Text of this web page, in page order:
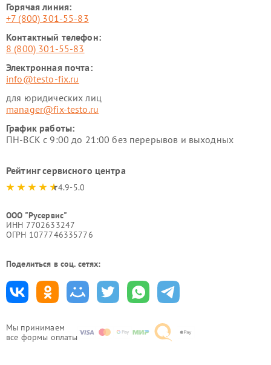
Мы принимаем
все формы оплаты
Горячая линия:
+7 (800) 301-55-83
Контактный телефон:
8 (800) 301-55-83
Электронная почта:
info@testo-fix.ru
для юридических лиц
manager@fix-testo.ru
График работы:
ПН-ВСК с 9:00 до 21:00 без перерывов и выходных
Рейтинг сервисного центра
4.9-5.0
ООО "Русервис"
ИНН 7702633247
ОГРН 1077746335776
Поделиться в соц. сетях: